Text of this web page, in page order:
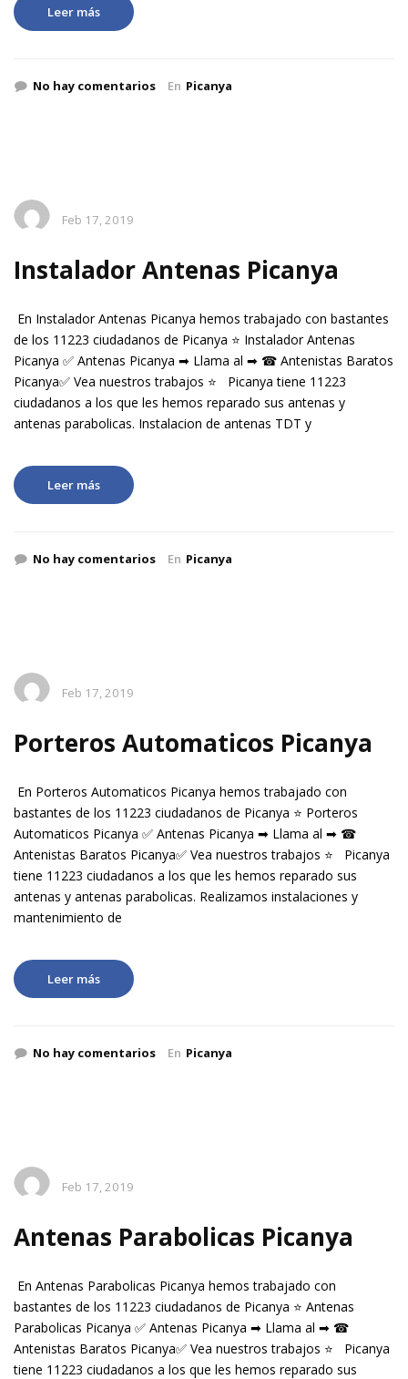
Leer más
No hay comentarios En Picanya
Feb 17, 2019
Instalador Antenas Picanya
En Instalador Antenas Picanya hemos trabajado con bastantes
de los 11223 ciudadanos de Picanya ⭐ Instalador Antenas
Picanya ✅ Antenas Picanya ➡ Llama al ➡ ☎ Antenistas Baratos
Picanya✅ Vea nuestros trabajos ⭐ Picanya tiene 11223
ciudadanos a los que les hemos reparado sus antenas y
antenas parabolicas. Instalacion de antenas TDT y
Leer más
No hay comentarios En Picanya
Feb 17, 2019
Porteros Automaticos Picanya
En Porteros Automaticos Picanya hemos trabajado con
bastantes de los 11223 ciudadanos de Picanya ⭐ Porteros
Automaticos Picanya ✅ Antenas Picanya ➡ Llama al ➡ ☎
Antenistas Baratos Picanya✅ Vea nuestros trabajos ⭐ Picanya
tiene 11223 ciudadanos a los que les hemos reparado sus
antenas y antenas parabolicas. Realizamos instalaciones y
mantenimiento de
Leer más
No hay comentarios En Picanya
Feb 17, 2019
Antenas Parabolicas Picanya
En Antenas Parabolicas Picanya hemos trabajado con
bastantes de los 11223 ciudadanos de Picanya ⭐ Antenas
Parabolicas Picanya ✅ Antenas Picanya ➡ Llama al ➡ ☎
Antenistas Baratos Picanya✅ Vea nuestros trabajos ⭐ Picanya
tiene 11223 ciudadanos a los que les hemos reparado sus